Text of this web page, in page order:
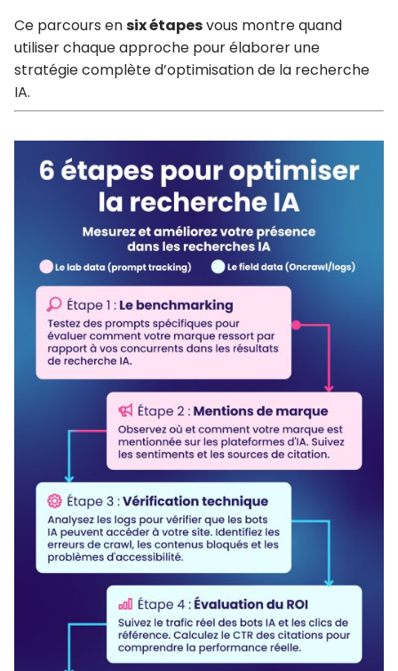
Ce parcours ensix étapesvous montre quand
utiliser chaque approche pour élaborer une
stratégie complète d’optimisation de la recherche
IA.